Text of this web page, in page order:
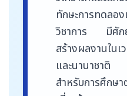
ทักษะการทดลอง
วิชาการ มีศักย
สร้างผลงานในเ
และนานาชา
สำหรับการศึกษา